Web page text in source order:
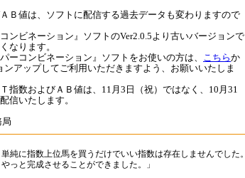
Ｂ値は、ソフトに配信する過去データも変わりますので
ンビネーション』ソフトのVer2.0.5より古いバージョンで
なります。
ーコンビネーション』ソフトをお使いの方は、 こちらか
ンアップしてご利用いただきますよう、お願いいたしま
指数およびＡＢ値は、11月3日（祝）ではなく、10月31
信いたします。
純に指数上位馬を買うだけでいい指数は存在しませんでした。
っと完成させることができました。」